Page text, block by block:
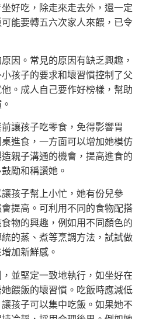
好吃，除走來走去外，還一定
能要轉五六次家人來餵，已令
因。常見的原因有缺乏興趣，
孩子的要求和壞習慣控制了父
。成人自己要作好榜樣，幫助
讓孩子吃零食，免得影響胃
進食，一方面可以增加她模仿
親子溝通的機會，提高進食的
勵和稱讚她。
孩子幫上小忙，她有份兒參
提高。可利用不同的食物配搭
物的興趣，例如用不同顏色的
的蒸、煮等烹調方法，試試做
加新鮮感。
並堅定一致地執行，如坐好在
餵飯的壞習慣。吃飯時應減低
孩子可以集中吃飯。如果她不